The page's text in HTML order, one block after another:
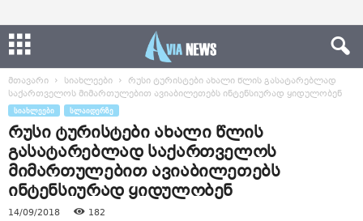
მთავარი სიახლეები
რუსი ტურისტები ახალი წლის გასატარებლად
საქართველოს მიმართულებით ავიაბილეთებს ინტენსიურად ყიდულობენ
ᲡᲘᲐᲮᲚᲔᲔᲑᲘ ᲡᲚᲐᲘᲓᲔᲠᲖᲔ
რუსი ტურისტები ახალი წლის
გასატარებლად საქართველოს
მიმართულებით ავიაბილეთებს
ინტენსიურად ყიდულობენ
14/09/2018 182